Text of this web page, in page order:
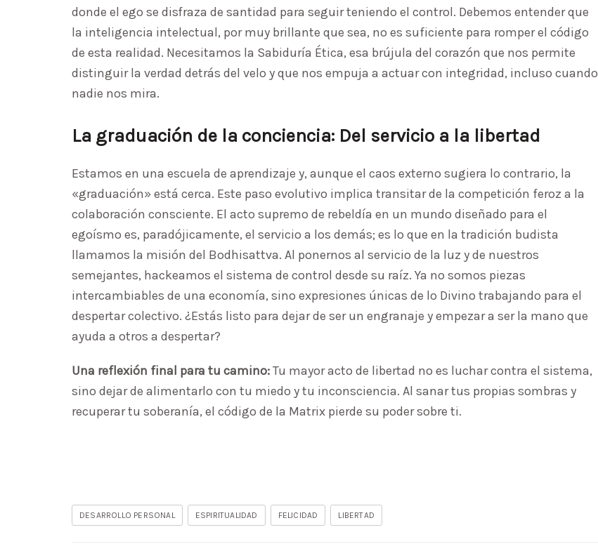
donde el ego se disfraza de santidad para seguir teniendo el control. Debemos entender que
la inteligencia intelectual, por muy brillante que sea, no es suficiente para romper el código
de esta realidad. Necesitamos la Sabiduría Ética, esa brújula del corazón que nos permite
distinguir la verdad detrás del velo y que nos empuja a actuar con integridad, incluso cuando
nadie nos mira.
La graduación de la conciencia: Del servicio a la libertad
Estamos en una escuela de aprendizaje y, aunque el caos externo sugiera lo contrario, la
«graduación» está cerca. Este paso evolutivo implica transitar de la competición feroz a la
colaboración consciente. El acto supremo de rebeldía en un mundo diseñado para el
egoísmo es, paradójicamente, el servicio a los demás; es lo que en la tradición budista
llamamos la misión del Bodhisattva. Al ponernos al servicio de la luz y de nuestros
semejantes, hackeamos el sistema de control desde su raíz. Ya no somos piezas
intercambiables de una economía, sino expresiones únicas de lo Divino trabajando para el
despertar colectivo. ¿Estás listo para dejar de ser un engranaje y empezar a ser la mano que
ayuda a otros a despertar?
Una reflexión final para tu camino:Tu mayor acto de libertad no es luchar contra el sistema,
sino dejar de alimentarlo con tu miedo y tu inconsciencia. Al sanar tus propias sombras y
recuperar tu soberanía, el código de la Matrix pierde su poder sobre ti.
DESARROLLO PERSONAL ESPIRITUALIDAD FELICIDAD LIBERTAD